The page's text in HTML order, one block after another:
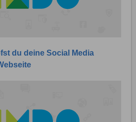
du deine Social Media